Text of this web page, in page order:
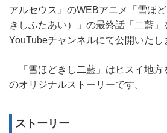
アルセウス』のWEBアニメ「雪ほ
きしふたあい）」の最終話「二藍」
YouTubeチャンネルにて公開いたし
「雪ほどきし二藍」はヒスイ地方
のオリジナルストーリーです。
ストーリー